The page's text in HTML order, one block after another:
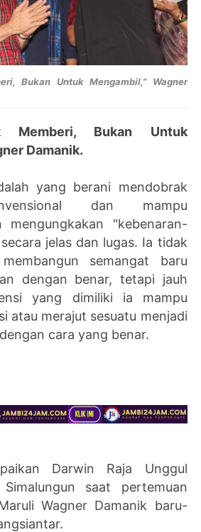
Bukan Untuk Mengambil,” Wagner
Memberi, Bukan Untuk
Damanik.
yang berani mendobrak
dan mampu
mengungkakan "kebenaran-
jelas dan lugas. Ia tidak
semangat baru
dengan benar, tetapi jauh
yang dimiliki ia mampu
atau merajut sesuatu menjadi
cara yang benar.
Darwin Raja Unggul
saat pertemuan
Wagner Damanik baru-